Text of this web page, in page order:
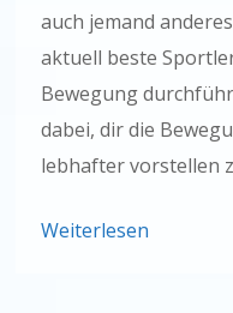
auch jemand
aktuell beste
Bewegung
dabei, dir die
lebhafter vorstellen
Weiterlesen